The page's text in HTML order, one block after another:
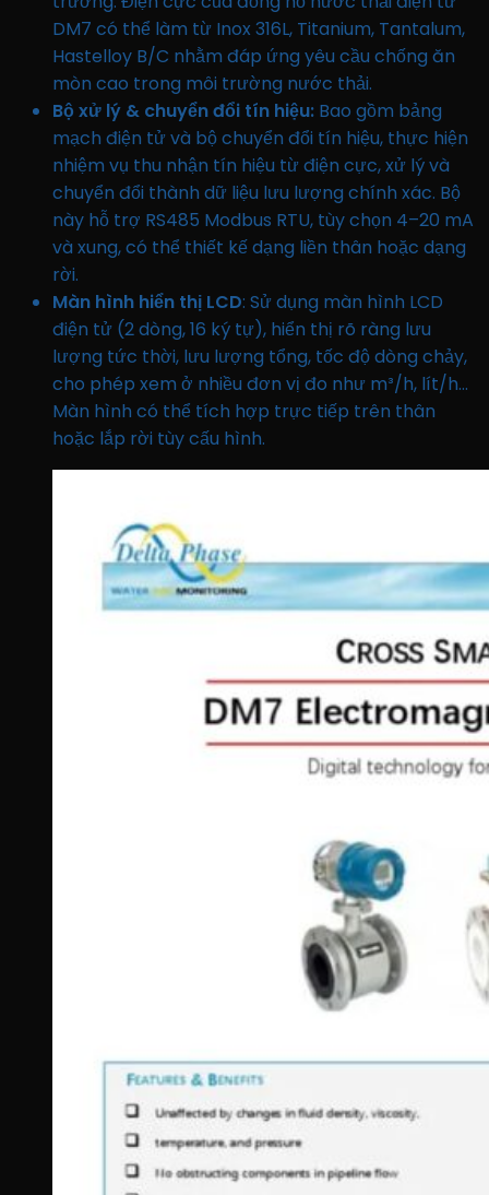
DM7 có thể làm từ Inox 316L, Titanium, Tantalum,
Hastelloy B/C nhằm đáp ứng yêu cầu chống ăn
mòn cao trong môi trường nước thải.
Bộ xử lý & chuyển đổi tín hiệu: Bao gồm bảng
mạch điện tử và bộ chuyển đổi tín hiệu, thực hiện
nhiệm vụ thu nhận tín hiệu từ điện cực, xử lý và
chuyển đổi thành dữ liệu lưu lượng chính xác. Bộ
này hỗ trợ RS485 Modbus RTU, tùy chọn 4–20 mA
và xung, có thể thiết kế dạng liền thân hoặc dạng
rời.
Màn hình hiển thị LCD: Sử dụng màn hình LCD
điện tử (2 dòng, 16 ký tự), hiển thị rõ ràng lưu
lượng tức thời, lưu lượng tổng, tốc độ dòng chảy,
cho phép xem ở nhiều đơn vị đo như m³/h, lít/h…
Màn hình có thể tích hợp trực tiếp trên thân
hoặc lắp rời tùy cấu hình.